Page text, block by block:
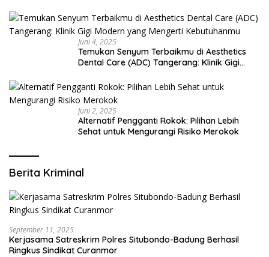
Juni 4, 2025
Temukan Senyum Terbaikmu di Aesthetics
Dental Care (ADC) Tangerang: Klinik Gigi
Juni 2, 2025
Alternatif Pengganti Rokok: Pilihan Lebih
Sehat untuk Mengurangi Risiko Merokok
Berita Kriminal
September 11, 2025
Kerjasama Satreskrim Polres Situbondo-Badung Berhasil
Ringkus Sindikat Curanmor